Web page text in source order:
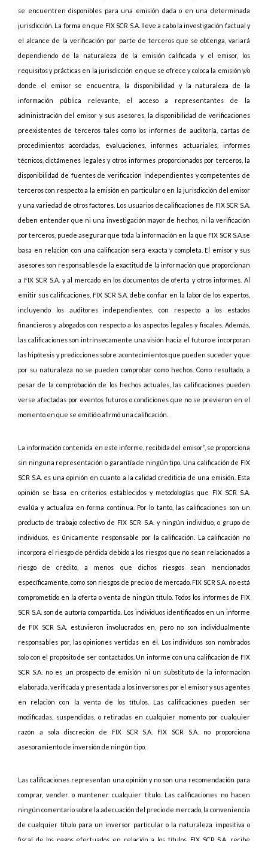
se encuentren disponibles para una emisión dada o en una determinada
jurisdicción. La forma en que FIX SCR S.A. lleve a cabo la investigación factual y
el alcance de la verificación por parte de terceros que se obtenga, variará
dependiendo de la naturaleza de la emisión calificada y el emisor, los
requisitos y prácticas en la jurisdicción en que se ofrece y coloca la emisión y/o
donde el emisor se encuentra, la disponibilidad y la naturaleza de la
información pública relevante, el acceso a representantes de la
administración del emisor y sus asesores, la disponibilidad de verificaciones
preexistentes de terceros tales como los informes de auditoría, cartas de
procedimientos acordadas, evaluaciones, informes actuariales, informes
técnicos, dictámenes legales y otros informes proporcionados por terceros, la
disponibilidad de fuentes de verificación independientes y competentes de
terceros con respecto a la emisión en particular o en la jurisdicción del emisor
y una variedad de otros factores. Los usuarios de calificaciones de FIX SCR S.A.
deben entender que ni una investigación mayor de hechos, ni la verificación
por terceros, puede asegurar que toda la información en la que FIX SCR S.A.se
basa en relación con una calificación será exacta y completa. El emisor y sus
asesores son responsables de la exactitud de la información que proporcionan
a FIX SCR S.A. y al mercado en los documentos de oferta y otros informes. Al
emitir sus calificaciones, FIX SCR S.A. debe confiar en la labor de los expertos,
incluyendo los auditores independientes, con respecto a los estados
financieros y abogados con respecto a los aspectos legales y fiscales. Además,
las calificaciones son intrínsecamente una visión hacia el futuro e incorporan
las hipótesis y predicciones sobre acontecimientos que pueden suceder y que
por su naturaleza no se pueden comprobar como hechos. Como resultado, a
pesar de la comprobación de los hechos actuales, las calificaciones pueden
verse afectadas por eventos futuros o condiciones que no se previeron en el
momento en que se emitió o afirmó una calificación.
La información contenida en este informe, recibida del emisor”, se proporciona
sin ninguna representación o garantía de ningún tipo. Una calificación de FIX
SCR S.A. es una opinión en cuanto a la calidad crediticia de una emisión. Esta
opinión se basa en criterios establecidos y metodologías que FIX SCR S.A.
evalúa y actualiza en forma continua. Por lo tanto, las calificaciones son un
producto de trabajo colectivo de FIX SCR S.A. y ningún individuo, o grupo de
individuos, es únicamente responsable por la calificación. La calificación no
incorpora el riesgo de pérdida debido a los riesgos que no sean relacionados a
riesgo de crédito, a menos que dichos riesgos sean mencionados
específicamente, como son riesgos de precio o de mercado. FIX SCR S.A. no está
comprometido en la oferta o venta de ningún título. Todos los informes de FIX
SCR S.A. son de autoría compartida. Los individuos identificados en un informe
de FIX SCR S.A. estuvieron involucrados en, pero no son individualmente
responsables por, las opiniones vertidas en él. Los individuos son nombrados
solo con el propósito de ser contactados. Un informe con una calificación de FIX
SCR S.A. no es un prospecto de emisión ni un substituto de la información
elaborada, verificada y presentada a los inversores por el emisor y sus agentes
en relación con la venta de los títulos. Las calificaciones pueden ser
modificadas, suspendidas, o retiradas en cualquier momento por cualquier
razón a sola discreción de FIX SCR S.A. FIX SCR S.A. no proporciona
asesoramiento de inversión de ningún tipo.
Las calificaciones representan una opinión y no son una recomendación para
comprar, vender o mantener cualquier título. Las calificaciones no hacen
ningún comentario sobre la adecuación del precio de mercado, la conveniencia
de cualquier título para un inversor particular o la naturaleza impositiva o